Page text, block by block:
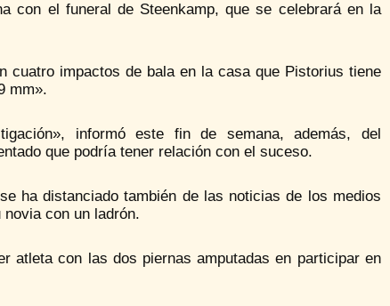
con el funeral de Steenkamp, que se celebrará en la
cuatro impactos de bala en la casa que Pistorius tiene
mm».
informó este fin de semana, además, del
que podría tener relación con el suceso.
ha distanciado también de las noticias de los medios
con un ladrón.
atleta con las dos piernas amputadas en participar en